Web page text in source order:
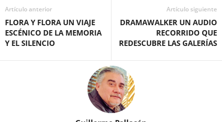
Artículo anterior
FLORA Y FLORA UN VIAJE
ESCÉNICO DE LA MEMORIA
Y EL SILENCIO
Artículo siguiente
DRAMAWALKER UN AUDIO
RECORRIDO QUE
REDESCUBRE LAS GALERÍAS